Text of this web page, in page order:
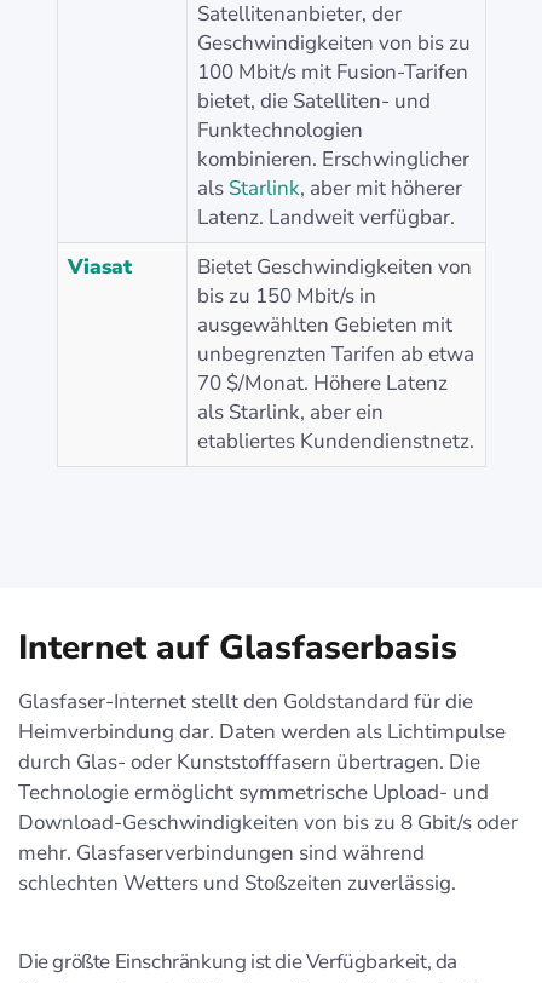
Satellitenanbieter, der
Geschwindigkeiten von bis zu
100 Mbit/s mit Fusion-Tarifen
bietet, die Satelliten- und
Funktechnologien
kombinieren. Erschwinglicher
als Starlink, aber mit höherer
Latenz. Landweit verfügbar.
Viasat
Bietet Geschwindigkeiten von
bis zu 150 Mbit/s in
ausgewählten Gebieten mit
unbegrenzten Tarifen ab etwa
70 $/Monat. Höhere Latenz
als Starlink, aber ein
etabliertes Kundendienstnetz.
Internet auf Glasfaserbasis
Glasfaser-Internet stellt den Goldstandard für die
Heimverbindung dar. Daten werden als Lichtimpulse
durch Glas- oder Kunststofffasern übertragen. Die
Technologie ermöglicht symmetrische Upload- und
Download-Geschwindigkeiten von bis zu 8 Gbit/s oder
mehr. Glasfaserverbindungen sind während
schlechten Wetters und Stoßzeiten zuverlässig.
Die größte Einschränkung ist die Verfügbarkeit, da